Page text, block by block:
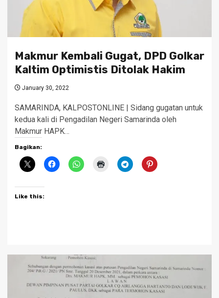
Makmur Kembali Gugat, DPD Golkar
Kaltim Optimistis Ditolak Hakim
January 30, 2022
SAMARINDA, KALPOSTONLINE | Sidang gugatan untuk
kedua kali di Pengadilan Negeri Samarinda oleh
Makmur HAPK…
Bagikan:
Like this: